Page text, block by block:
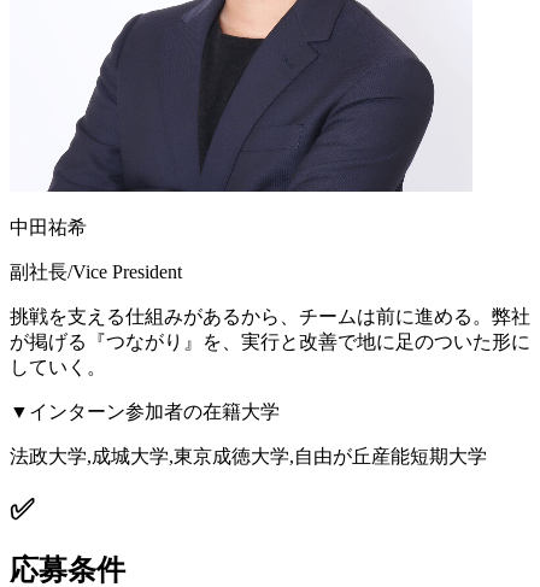
中田祐希
副社長/Vice President
挑戦を支える仕組みがあるから、チームは前に進める。弊社
が掲げる『つながり』を、実行と改善で地に足のついた形に
していく。
▼インターン参加者の在籍大学
法政大学,成城大学,東京成徳大学,自由が丘産能短期大学
✅
応募条件